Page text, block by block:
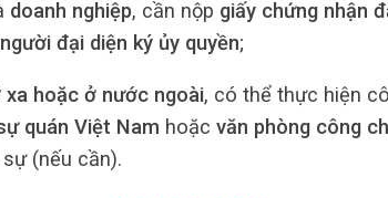
doanh nghiệp, cần nộp giấy chứng nhận
đại diện ký ủy quyền;
xa hoặc ở nước ngoài, có thể thực hiện
quán Việt Nam hoặc văn phòng công
(nếu cần).